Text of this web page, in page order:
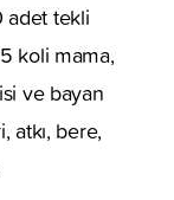
adet tekli
koli mama,
ve bayan
atkı, bere,